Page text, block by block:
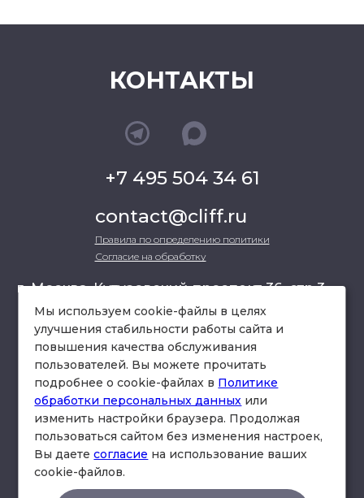
КОНТАКТЫ
+7 495 504 34 61
contact@cliff.ru
Правила по определению политики
Согласие на обработку
г. Москва, Кутузовский проспект 36, стр.3 ,
офис 301
схема проезда
© Юридическая фирма «Клифф».
Мы используем cookie-файлы в целях
улучшения стабильности работы сайта и
повышения качества обслуживания
пользователей. Вы можете прочитать
подробнее о cookie-файлах в Политике
обработки персональных данных или
изменить настройки браузера. Продолжая
пользоваться сайтом без изменения настроек,
Вы даетесогласие на использование ваших
cookie-файлов.